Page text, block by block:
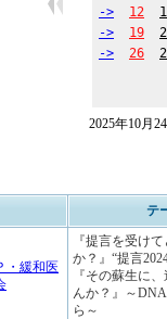
->
12
->
19
->
26
2025年10月
テ
・緩和医
『提言を受け
か？』“提言
『その蘇生に
んか？』～
ら～